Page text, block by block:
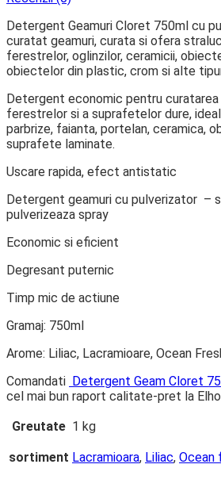
Detergent Geamuri Cloret 750ml cu
curatat geamuri, curata si ofera
ferestrelor, oglinzilor, ceramicii,
obiectelor din plastic, crom si alte
Detergent economic pentru curatarea
ferestrelor si a suprafetelor dure,
parbrize, faianta, portelan, ceramica,
suprafete laminate.
Uscare rapida, efect antistatic
Detergent geamuri cu pulverizator –
pulverizeaza spray
Economic si eficient
Degresant puternic
Timp mic de actiune
Gramaj: 750ml
Arome: Liliac, Lacramioare, Ocean
Comandati Detergent Geam Cloret
cel mai bun raport calitate-pret la
Greutate 1 kg
sortiment Lacramioara, Liliac, Ocean